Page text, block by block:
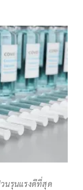
นรุนแรงดีที่สุด